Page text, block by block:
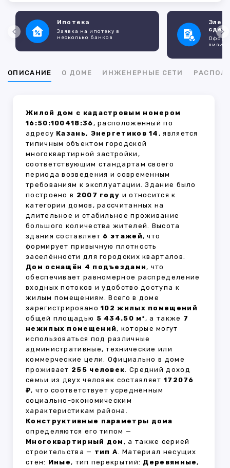
Ипотека
Заявка на ипотеку в
несколько банков
ОПИСАНИЕ О ДОМЕ ИНЖЕНЕРНЫЕ СЕТИ
Жилой дом с кадастровым номером
16:50:100418:36, расположенный по
адресу Казань, Энергетиков 14 , является
типичным объектом городской
многоквартирной застройки,
соответствующим стандартам своего
периода возведения и современным
требованиям к эксплуатации. Здание было
построено в 2007 году и относится к
категории домов, рассчитанных на
длительное и стабильное проживание
большого количества жителей. Высота
здания составляет 6 этажей, что
формирует привычную плотность
заселённости для городских кварталов.
Дом оснащён 4 подъездами, что
обеспечивает равномерное распределение
входных потоков и удобство доступа к
жилым помещениям. Всего в доме
зарегистрировано102 жилых помещений
общей площадью 5 434.50 м², а также 7
нежилых помещений, которые могут
использоваться под различные
административные, технические или
коммерческие цели. Официально в доме
проживает 255 человек. Средний доход
семьи из двух человек составляет 172076
₽, что соответствует усреднённым
социально-экономическим
характеристикам района.
Конструктивные параметры дома
определяются его типом —
Многоквартирный дом , а также серией
строительства — тип А. Материал несущих
стен: Иные, тип перекрытий: Деревянные,